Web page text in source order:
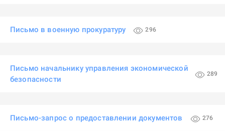
Письмо в военную прокуратуру 296
Письмо начальнику управления экономической
безопасности
289
Письмо-запрос о предоставлении документов 276